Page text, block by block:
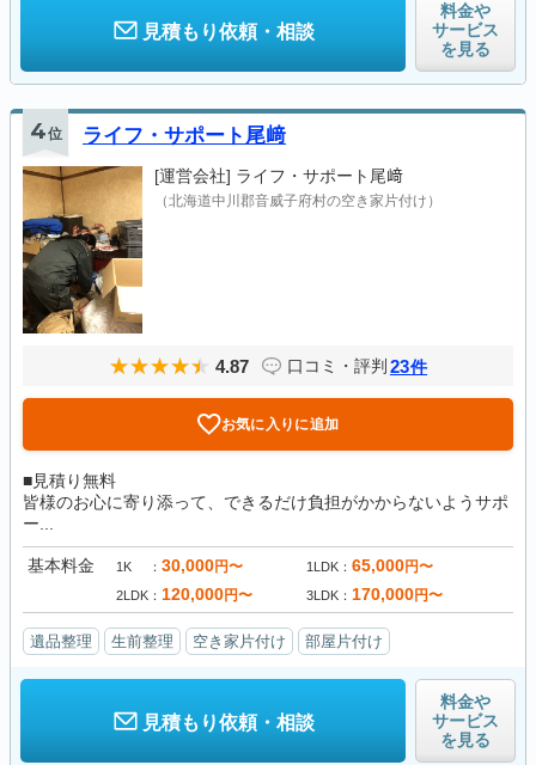
見積もり依頼・相談
料金や
サービス
を見る
4位 ライフ・サポート尾﨑
[運営会社] ライフ・サポート尾﨑
（北海道中川郡音威子府村の空き家片付け）
4.87 口コミ・評判 23件
お気に入りに追加
■見積り無料
皆様のお心に寄り添って、できるだけ負担がかからないようサポ
ー...
基本料金 1K 30,000円〜 1LDK 65,000円〜
2LDK 120,000円〜 3LDK 170,000円〜
遺品整理 生前整理 空き家片付け 部屋片付け
見積もり依頼・相談
料金や
サービス
を見る